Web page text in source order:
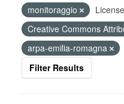
monitoraggio
Creative Commons
arpa-emilia-romagna
Filter Results